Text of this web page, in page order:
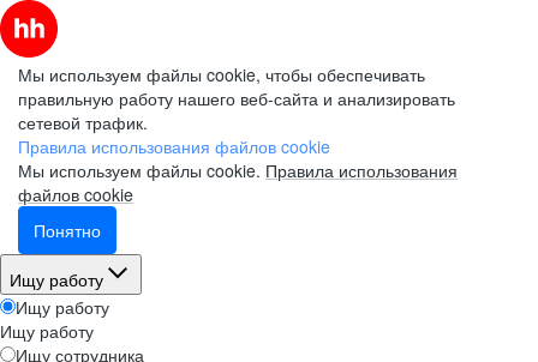
Мы используем файлы cookie, чтобы обеспечивать
правильную работу нашего веб-сайта и анализировать
сетевой трафик.
Правила использования файлов cookie
Мы используем файлы cookie. Правила использования
файлов cookie
Понятно
Ищу работу
Ищу работу
Ищу работу
Ищу сотрудника